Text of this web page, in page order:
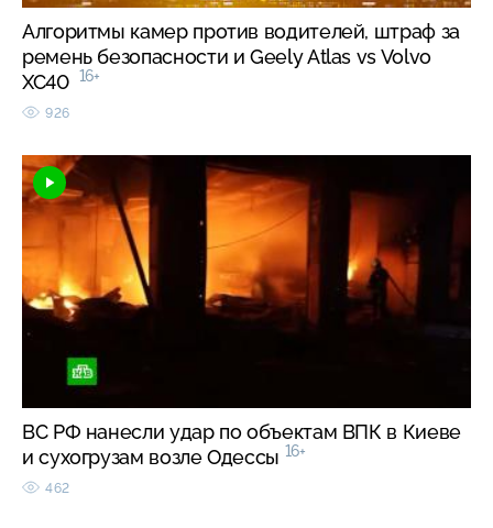
Алгоритмы камер против водителей, штраф за
ремень безопасности и Geely Atlas vs Volvo
XC40 16+
926
ВС РФ нанесли удар по объектам ВПК в Киеве
и сухогрузам возле Одессы 16+
462